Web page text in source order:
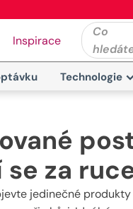
Inspirace
Co
Technologie
za
jedinečné